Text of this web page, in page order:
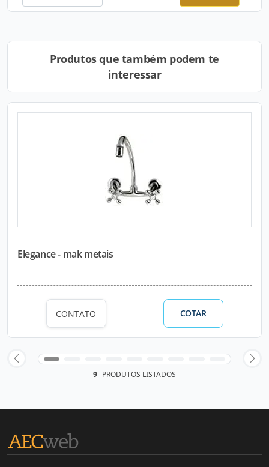
Produtos que também podem te
interessar
Elegance - mak metais
CONTATO COTAR
9 PRODUTOS LISTADOS